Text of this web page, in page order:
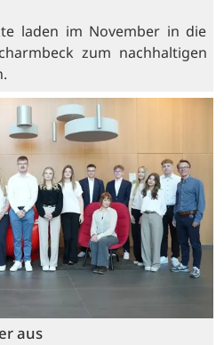
laden im November in die
zum nachhaltigen
aus